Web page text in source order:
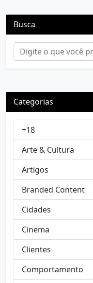
Busca
Categorias
+18
Arte & Cultura
Artigos
Branded Content
Cidades
Cinema
Clientes
Comportamento